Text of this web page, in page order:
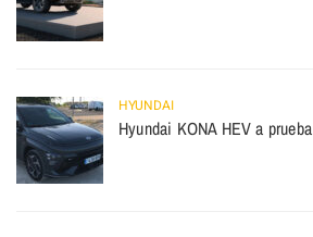
HYUNDAI
Hyundai KONA HEV a prueba